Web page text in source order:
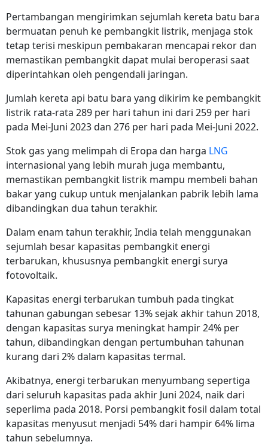
Pertambangan mengirimkan sejumlah kereta batu bara
bermuatan penuh ke pembangkit listrik, menjaga stok
tetap terisi meskipun pembakaran mencapai rekor dan
memastikan pembangkit dapat mulai beroperasi saat
diperintahkan oleh pengendali jaringan.
Jumlah kereta api batu bara yang dikirim ke pembangkit
listrik rata-rata 289 per hari tahun ini dari 259 per hari
pada Mei-Juni 2023 dan 276 per hari pada Mei-Juni 2022.
Stok gas yang melimpah di Eropa dan harga LNG
internasional yang lebih murah juga membantu,
memastikan pembangkit listrik mampu membeli bahan
bakar yang cukup untuk menjalankan pabrik lebih lama
dibandingkan dua tahun terakhir.
Dalam enam tahun terakhir, India telah menggunakan
sejumlah besar kapasitas pembangkit energi
terbarukan, khususnya pembangkit energi surya
fotovoltaik.
Kapasitas energi terbarukan tumbuh pada tingkat
tahunan gabungan sebesar 13% sejak akhir tahun 2018,
dengan kapasitas surya meningkat hampir 24% per
tahun, dibandingkan dengan pertumbuhan tahunan
kurang dari 2% dalam kapasitas termal.
Akibatnya, energi terbarukan menyumbang sepertiga
dari seluruh kapasitas pada akhir Juni 2024, naik dari
seperlima pada 2018. Porsi pembangkit fosil dalam total
kapasitas menyusut menjadi 54% dari hampir 64% lima
tahun sebelumnya.